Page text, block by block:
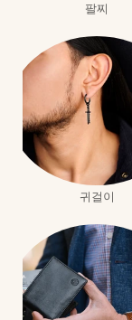
팔찌
귀걸이